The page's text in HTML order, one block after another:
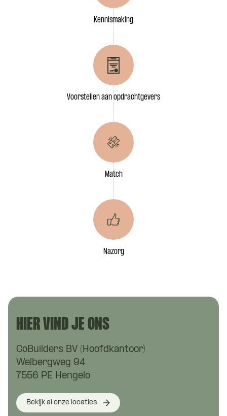
Kennismaking
Voorstellen aan opdrachtgevers
Match
Nazorg
HIER VIND JE ONS
CoBuilders BV (Hoofdkantoor)
Welbergweg 94
7556 PE Hengelo
Bekijk al onze locaties